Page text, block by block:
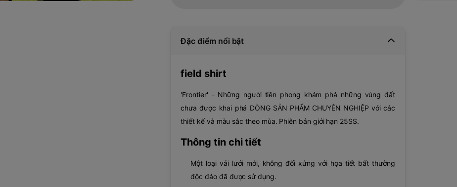
Đặc điểm nổi bật
field shirt
'Frontier' - Những người tiên phong khám phá những vùng đất
chưa được khai phá DÒNG SẢN PHẨM CHUYÊN NGHIỆP với các
thiết kế và màu sắc theo mùa. Phiên bản giới hạn 25SS.
Thông tin chi tiết
Một loại vải lưới mới, không đối xứng với họa tiết bất thường
độc đáo đã được sử dụng.